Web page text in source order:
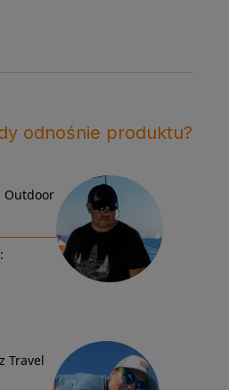
odnośnie produktu?
Outdoor
Travel